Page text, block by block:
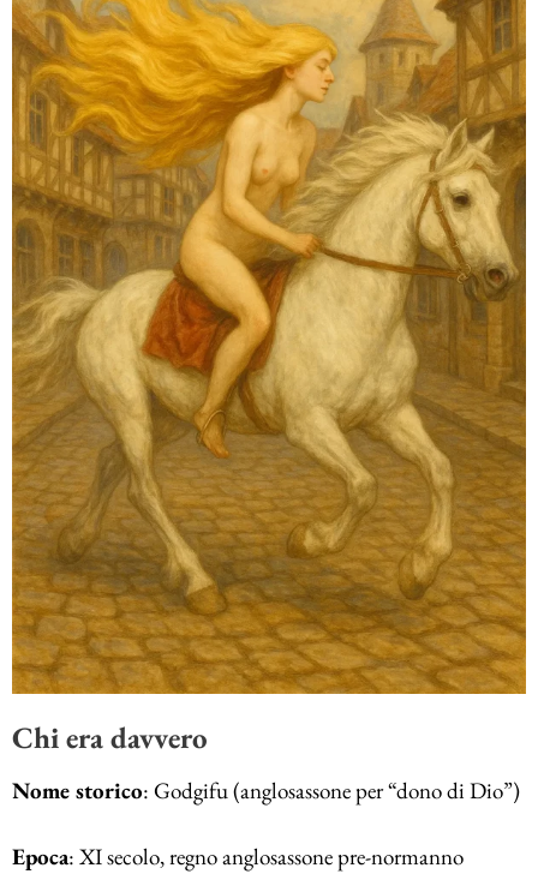
Chi era davvero
Nome storico: Godgifu (anglosassone per “dono di Dio”)
Epoca: XI secolo, regno anglosassone pre-normanno